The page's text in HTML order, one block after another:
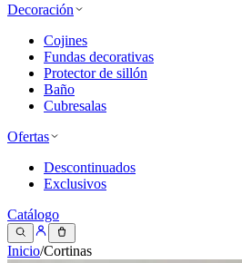
Decoración
Cojines
Fundas decorativas
Protector de sillón
Baño
Cubresalas
Ofertas
Descontinuados
Exclusivos
Catálogo
Inicio/Cortinas